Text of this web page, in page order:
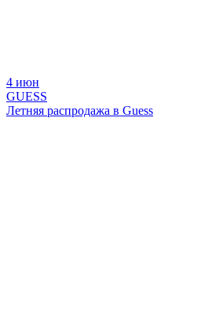
4 июн
GUESS
Летняя распродажа в Guess